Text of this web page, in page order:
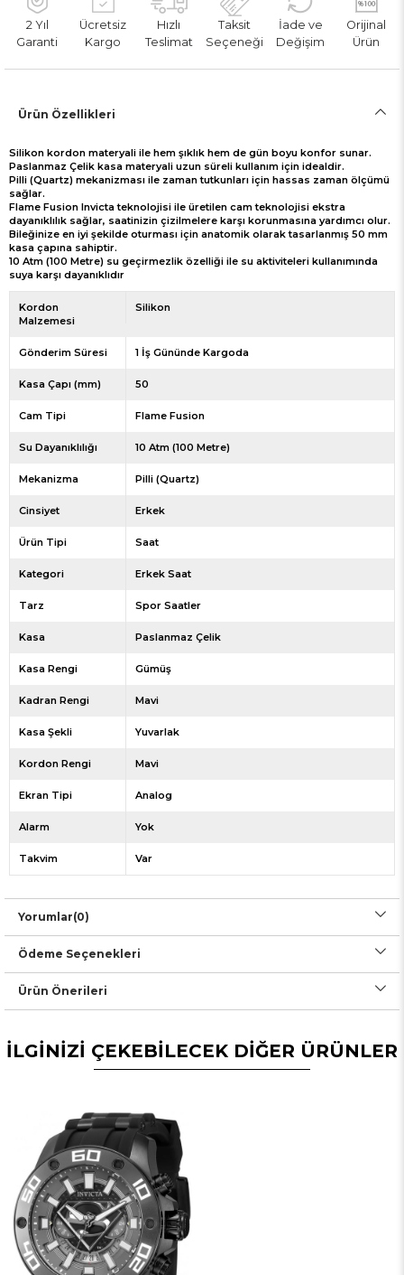
2 Yıl
Garanti
Ücretsiz
Kargo
Hızlı
Teslimat
Taksit
Seçeneği
İade ve
Değişim
Orijinal
Ürün
Ürün Özellikleri
Silikon kordon materyali ile hem şıklık hem de gün boyu konfor sunar.
Paslanmaz Çelik kasa materyali uzun süreli kullanım için idealdir.
Pilli (Quartz) mekanizması ile zaman tutkunları için hassas zaman ölçümü
sağlar.
Flame Fusion Invicta teknolojisi ile üretilen cam teknolojisi ekstra
dayanıklılık sağlar, saatinizin çizilmelere karşı korunmasına yardımcı olur.
Bileğinize en iyi şekilde oturması için anatomik olarak tasarlanmış 50 mm
kasa çapına sahiptir.
10 Atm (100 Metre) su geçirmezlik özelliği ile su aktiviteleri kullanımında
suya karşı dayanıklıdır
Kordon
Malzemesi
Silikon
Gönderim Süresi 1 İş Gününde Kargoda
Kasa Çapı (mm) 50
Cam Tipi Flame Fusion
Su Dayanıklılığı 10 Atm (100 Metre)
Mekanizma Pilli (Quartz)
Cinsiyet Erkek
Ürün Tipi Saat
Kategori Erkek Saat
Tarz Spor Saatler
Kasa Paslanmaz Çelik
Kasa Rengi Gümüş
Kadran Rengi Mavi
Kasa Şekli Yuvarlak
Kordon Rengi Mavi
Ekran Tipi Analog
Alarm Yok
Takvim Var
Yorumlar(0)
Ödeme Seçenekleri
Ürün Önerileri
İLGİNİZİ ÇEKEBİLECEK DİĞER ÜRÜNLER